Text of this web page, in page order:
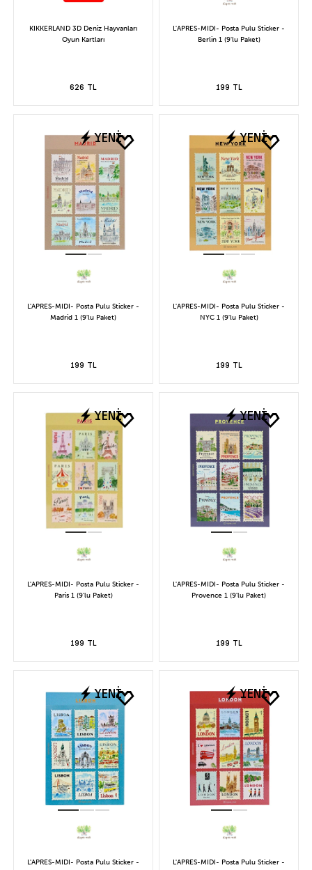
KIKKERLAND 3D Deniz Hayvanları
Oyun Kartları
626 TL
L'APRES-MIDI- Posta Pulu Sticker -
Berlin 1 (9'lu Paket)
199 TL
YENİ
L'APRES-MIDI- Posta Pulu Sticker -
Madrid 1 (9'lu Paket)
199 TL
YENİ
L'APRES-MIDI- Posta Pulu Sticker -
NYC 1 (9'lu Paket)
199 TL
YENİ
L'APRES-MIDI- Posta Pulu Sticker -
Paris 1 (9'lu Paket)
199 TL
YENİ
L'APRES-MIDI- Posta Pulu Sticker -
Provence 1 (9'lu Paket)
199 TL
YENİ
L'APRES-MIDI- Posta Pulu Sticker -
YENİ
L'APRES-MIDI- Posta Pulu Sticker -